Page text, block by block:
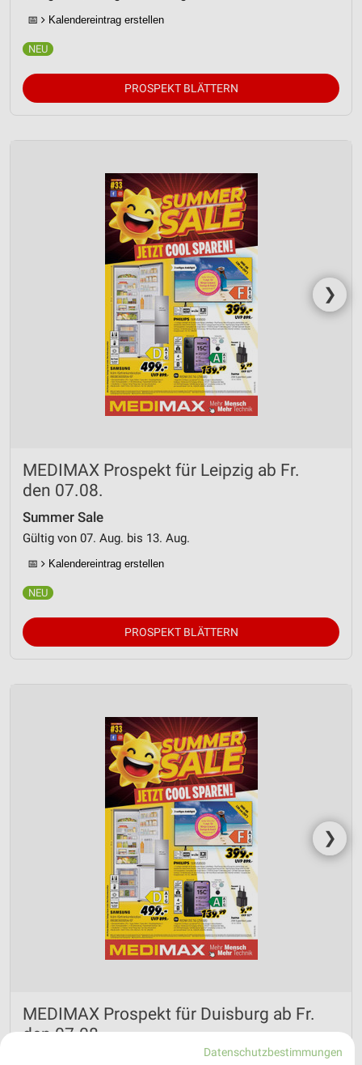
📅 Kalendereintrag erstellen
PROSPEKT BLÄTTERN
❯
MEDIMAX Prospekt für Leipzig ab Fr.
den 07.08.
Summer Sale
Gültig von 07. Aug. bis 13. Aug.
📅 Kalendereintrag erstellen
PROSPEKT BLÄTTERN
❯
MEDIMAX Prospekt für Duisburg ab Fr.
den 07.08.
Datenschutzbestimmungen